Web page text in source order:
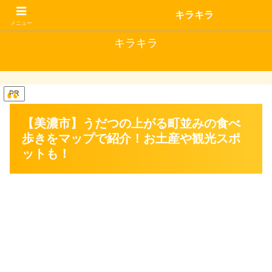
キラキラな毎日にはいいことがある
キラキラ
PR
【美濃市】うだつの上がる町並みの食べ
歩きをマップで紹介！お土産や観光スポ
ットも！
メニュー
キラキラ